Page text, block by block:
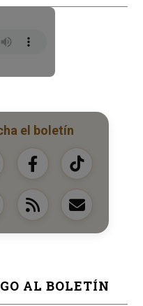
el boletín
AL BOLETÍN